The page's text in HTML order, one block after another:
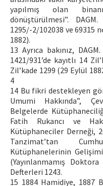
yapılmış olan
dönüştürülmesi”.
1295/-2/102038 ve 69315
1882).
13 Ayrıca bakınız,
1421/931’de kayıtlı 14
Zil’kade 1299 (29 Eylül
4
14 Bu fikri destekleyen
Umumi Hakkında”,
Belgelerde
Fatih Rukancı ve
Kütüphaneciler Derneği,
Tanzimat’tan
Kütüphanelerinin
(Yayınlanmamış
Defterleri 1243.
15 1884 Hamidiye, 1887